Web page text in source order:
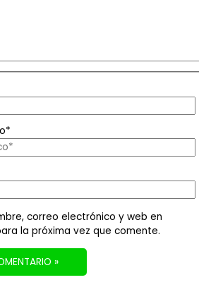
correo electrónico y web en
la próxima vez que comente.